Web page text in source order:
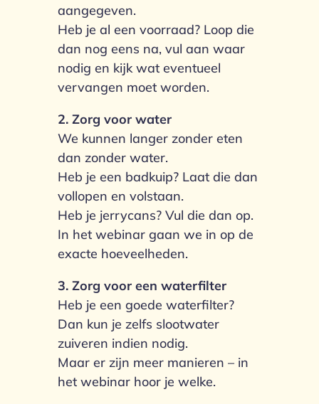
aangegeven.
Heb je al een voorraad? Loop die
dan nog eens na, vul aan waar
nodig en kijk wat eventueel
vervangen moet worden.
2. Zorg voor water
We kunnen langer zonder eten
dan zonder water.
Heb je een badkuip? Laat die dan
vollopen en volstaan.
Heb je jerrycans? Vul die dan op.
In het webinar gaan we in op de
exacte hoeveelheden.
3. Zorg voor een waterfilter
Heb je een goede waterfilter?
Dan kun je zelfs slootwater
zuiveren indien nodig.
Maar er zijn meer manieren – in
het webinar hoor je welke.